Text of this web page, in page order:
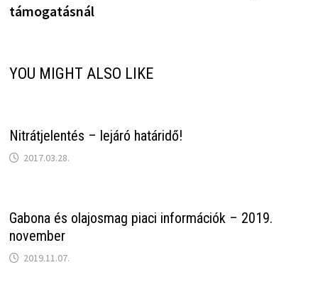
támogatásnál
YOU MIGHT ALSO LIKE
Nitrátjelentés – lejáró határidő!
2017.03.28.
Gabona és olajosmag piaci információk – 2019.
november
2019.11.07.